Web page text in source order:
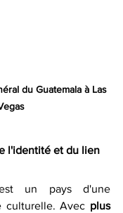
du Guatemala à Las
l'identité et du lien
un pays d'une
culturelle. Avec plus